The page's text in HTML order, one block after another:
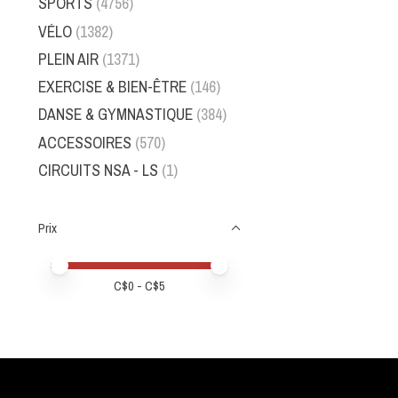
VÉLO (1382)
PLEIN AIR (1371)
EXERCISE & BIEN-ÊTRE (146)
DANSE & GYMNASTIQUE (384)
ACCESSOIRES (570)
CIRCUITS NSA - LS (1)
Prix
Prix minimum
Price maximum value
C$0 - C$5